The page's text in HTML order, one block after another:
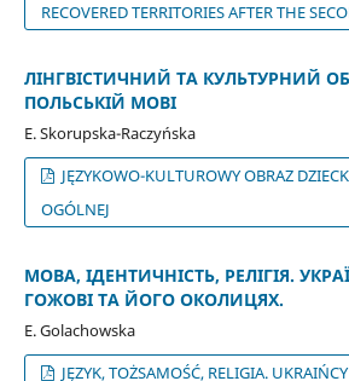
RECOVERED TERRITORIES AFTER THE
ЛІНГВІСТИЧНИЙ ТА КУЛЬТУРНИЙ
ПОЛЬСЬКІЙ МОВІ
E. Skorupska-Raczyńska
JĘZYKOWO-KULTUROWY OBRAZ
OGÓLNEJ
МОВА, ІДЕНТИЧНІСТЬ, РЕЛІГІЯ.
ГОЖОВІ ТА ЙОГО ОКОЛИЦЯХ.
E. Golachowska
JĘZYK, TOŻSAMOŚĆ, RELIGIA.